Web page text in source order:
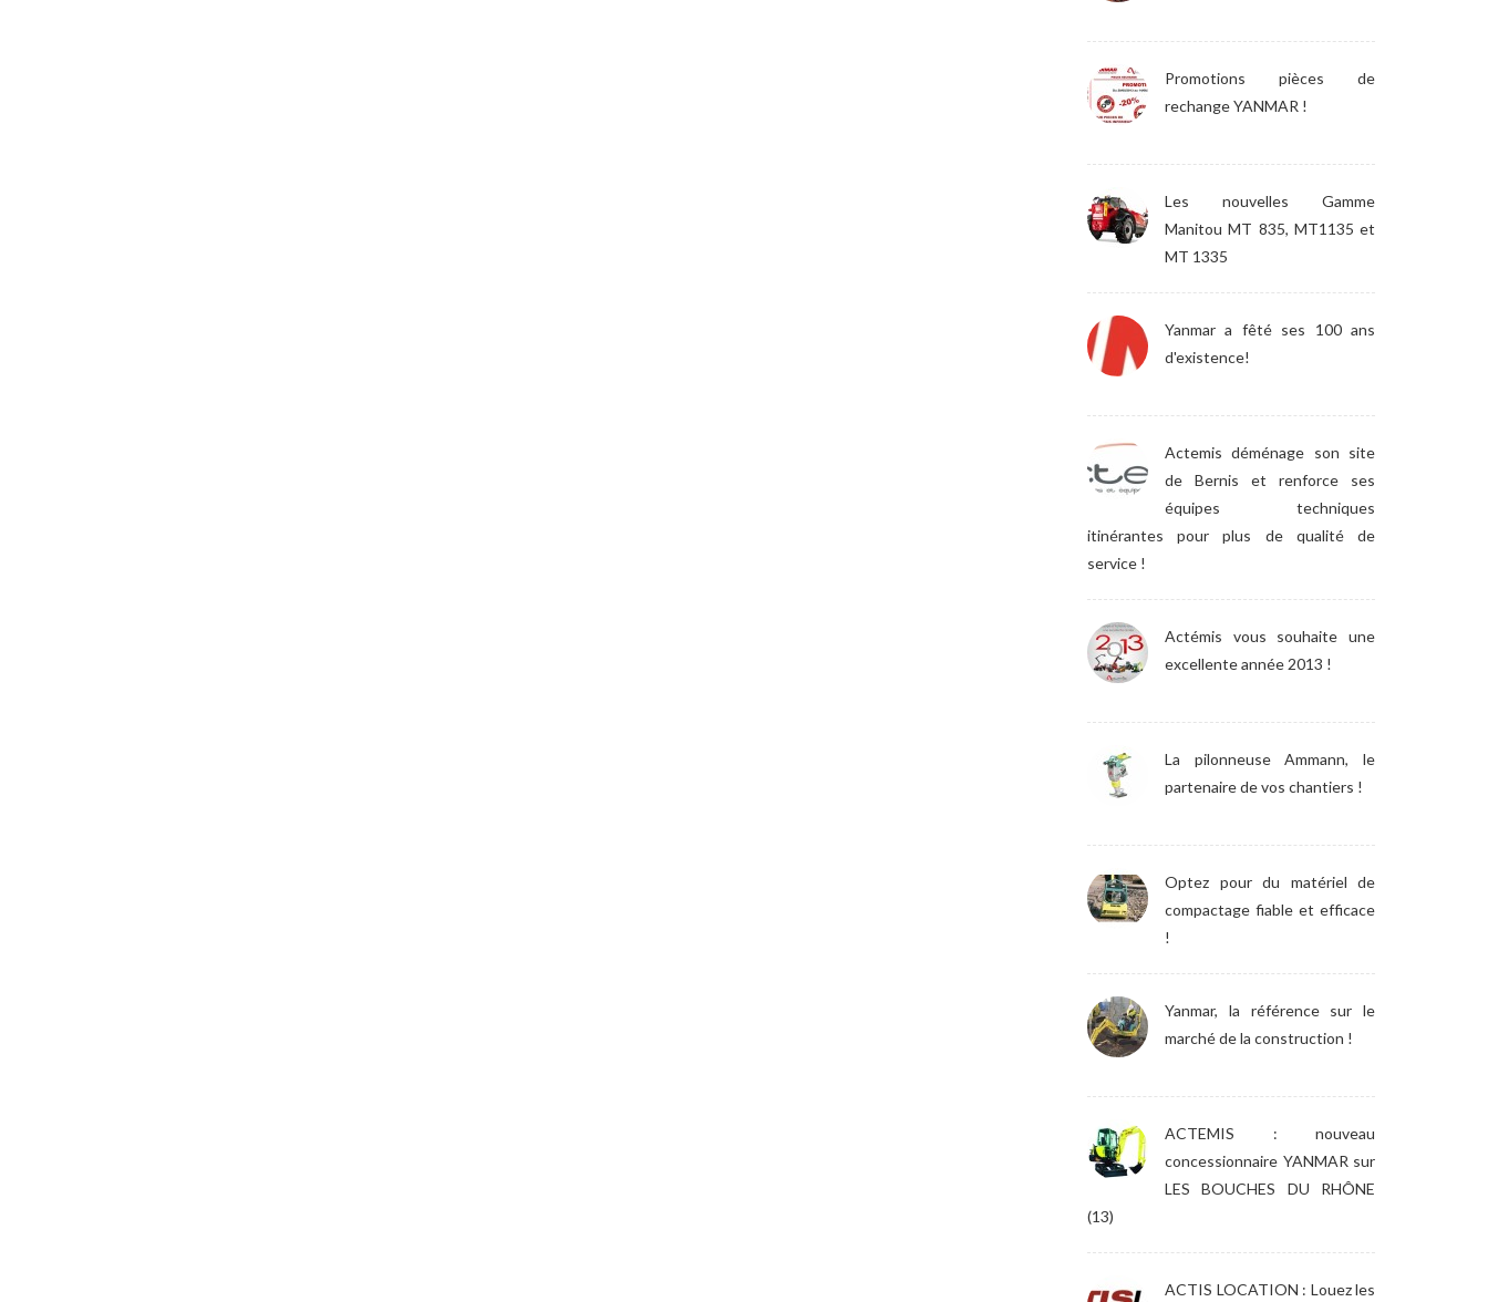
Promotions pièces de
rechange YANMAR !
Les nouvelles Gamme
Manitou MT 835, MT1135 et
MT 1335
Yanmar a fêté ses 100 ans
d'existence!
Actemis déménage son site
de Bernis et renforce ses
équipes techniques
itinérantes pour plus de qualité de
service !
Actémis vous souhaite une
excellente année 2013 !
La pilonneuse Ammann, le
partenaire de vos chantiers !
Optez pour du matériel de
compactage fiable et efficace
!
Yanmar, la référence sur le
marché de la construction !
ACTEMIS : nouveau
concessionnaire YANMAR sur
LES BOUCHES DU RHÔNE
(13)
ACTIS LOCATION : Louez les